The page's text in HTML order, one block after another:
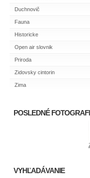
Duchnovič
Fauna
Historicke
Open air slovnik
Priroda
Zidovsky cintorin
Zima
POSLEDNÉ
VYHĽADÁVANIE